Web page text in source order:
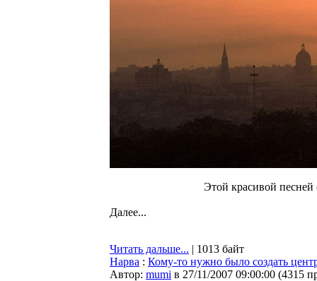
Этой красивой
Далее...
Читать дальше... | 1013 байт
Нарва : Кому-то нужно было создать
Автор: mumi в 27/11/2007 09:00:00 (4315